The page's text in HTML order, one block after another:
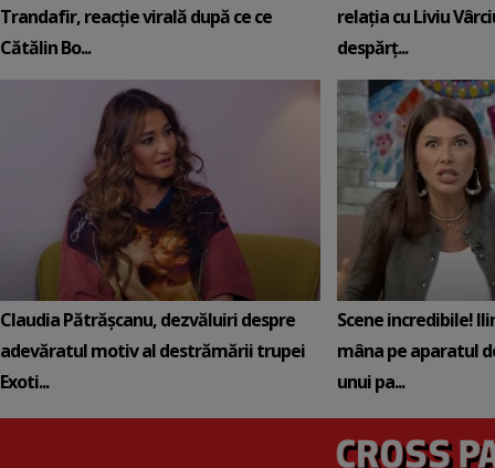
Trandafir, reacție virală după ce ce
Cătălin Bo...
relația cu Liviu
despărț...
Claudia Pătrășcanu, dezvăluiri despre
adevăratul motiv al destrămării trupei
Exoti...
Scene incredibile!
mâna pe aparatul
unui pa...